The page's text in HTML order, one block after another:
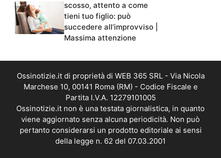
scosso, attento a come
tieni tuo figlio: può
succedere all’improvviso |
Massima attenzione
Ossinotizie.it di proprietà di WEB 365 SRL - Via Nicola
Marchese 10, 00141 Roma (RM) - Codice Fiscale e
Partita I.V.A. 12279101005
Ossinotizie.it non è una testata giornalistica, in quanto
viene aggiornato senza alcuna periodicità. Non può
pertanto considerarsi un prodotto editoriale ai sensi
della legge n. 62 del 07.03.2001